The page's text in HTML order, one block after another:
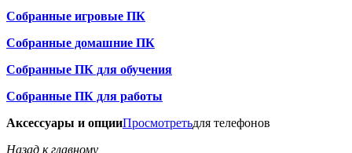
Собранные игровые ПК
Собранные домашние ПК
Собранные ПК для обучения
Собранные ПК для работы
Аксессуары и опцииПросмотретьдля телефонов
Назад к главному